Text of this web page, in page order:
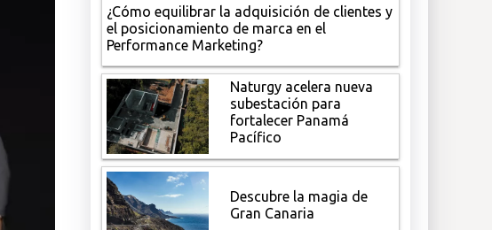
¿Cómo equilibrar la adquisición de clientes y
el posicionamiento de marca en el
Performance Marketing?
Naturgy acelera nueva
subestación para
fortalecer Panamá
Pacífico
Descubre la magia de
Gran Canaria